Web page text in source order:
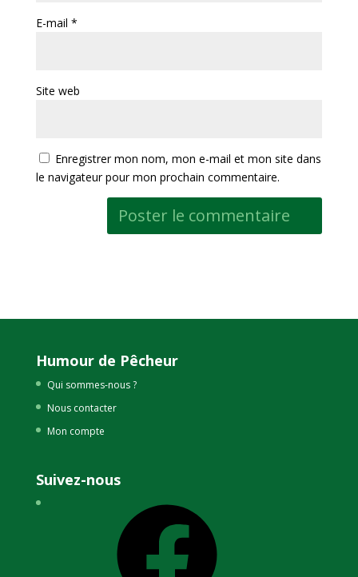
E-mail *
Site web
Enregistrer mon nom, mon e-mail et mon site dans
le navigateur pour mon prochain commentaire.
Humour de Pêcheur
Qui sommes-nous ?
Nous contacter
Mon compte
Suivez-nous